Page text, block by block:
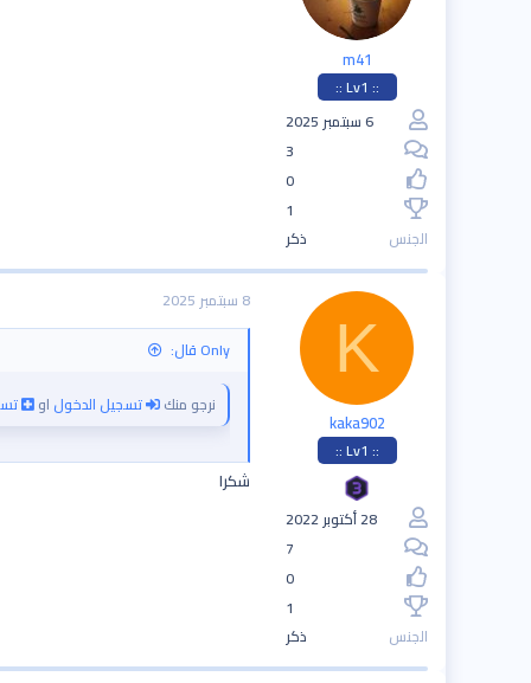
m41
:: Lv1 ::
6 سبتمبر 2025
3
0
1
الجنس
ذكر
K
kaka902
:: Lv1 ::
28 أكتوبر 2022
7
0
1
الجنس
ذكر
8 سبتمبر 2025
Only قال:
نرجو منك
تسجيل الدخول او
شكرا